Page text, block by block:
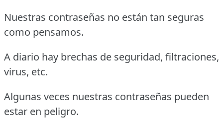
Nuestras contraseñas no están tan seguras
como pensamos.
A diario hay brechas de seguridad, filtraciones,
virus, etc.
Algunas veces nuestras contraseñas pueden
estar en peligro.